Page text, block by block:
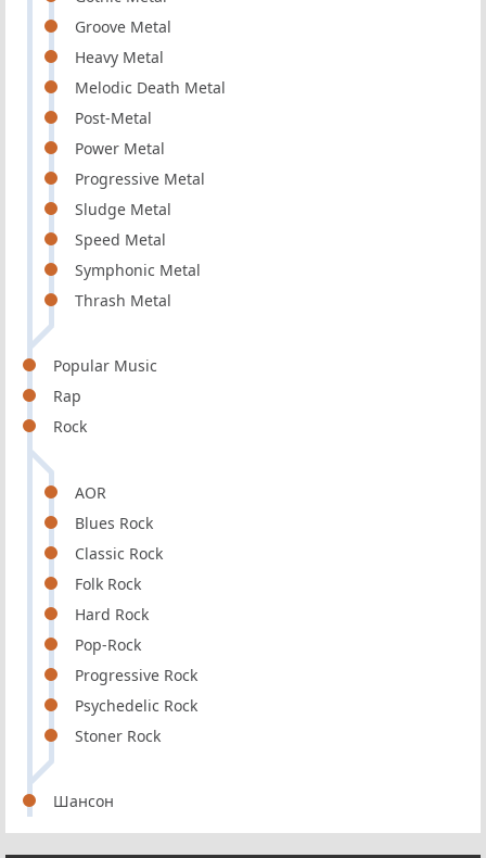
Groove Metal
Heavy Metal
Melodic Death Metal
Post-Metal
Power Metal
Progressive Metal
Sludge Metal
Speed Metal
Symphonic Metal
Thrash Metal
Popular Music
Rap
Rock
AOR
Blues Rock
Classic Rock
Folk Rock
Hard Rock
Pop-Rock
Progressive Rock
Psychedelic Rock
Stoner Rock
Шансон